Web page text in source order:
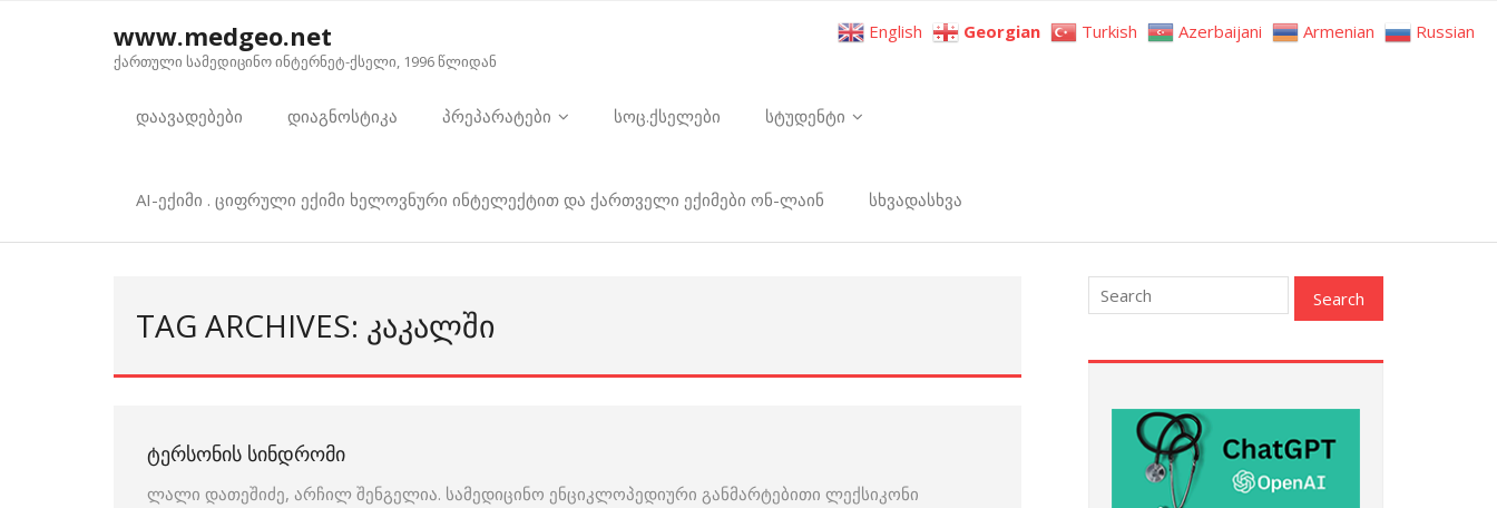
www.medgeo.net
ქართული სამედიცინო ინტერნეტ-ქსელი, 1996 წლიდან
დაავადებები დიაგნოსტიკა პრეპარატები სოც.ქსელები სტუდენტი
AI-ექიმი . ციფრული ექიმი ხელოვნური ინტელექტით და ქართველი ექიმები ონ-ლაინ სხვადასხვა
TAG ARCHIVES: ᲙᲐᲙᲐᲚᲨᲘ
ᲢᲔᲠᲡᲝᲜᲘᲡ ᲡᲘᲜᲓᲠᲝᲛᲘ
ლალი დათეშიძე, არჩილ შენგელია. სამედიცინო ენციკლოპედიური განმარტებითი ლექსიკონი
English Georgian Turkish Azerbaijani Armenian Russian